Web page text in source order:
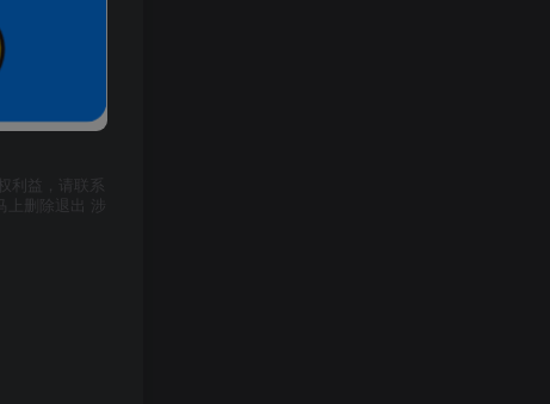
利益，请联系
删除退出 涉